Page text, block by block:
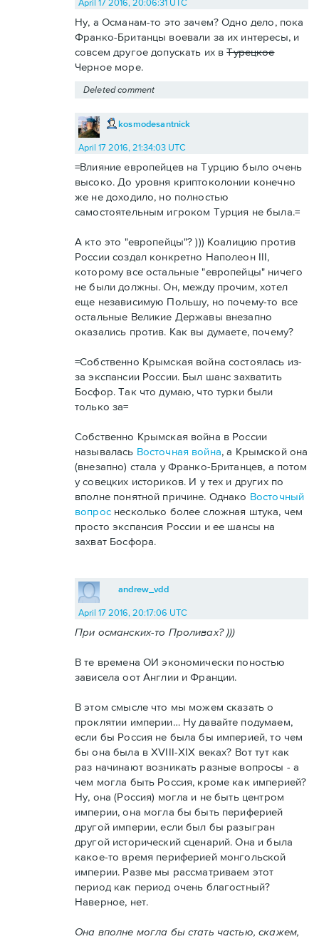
April 17 2016, 20:06:31 UTC
Ну, а Османам-то это зачем? Одно дело, пока
Франко-Британцы воевали за их интересы, и
совсем другое допускать их вТурецкое
Черное море.
Deleted comment
kosmodesantnick
April 17 2016, 21:34:03 UTC
=Влияние европейцев на Турцию было очень
высоко. До уровня криптоколонии конечно
же не доходило, но полностью
самостоятельным игроком Турция не была.=
А кто это "европейцы"? ))) Коалицию против
России создал конкретно Наполеон III,
которому все остальные "европейцы" ничего
не были должны. Он, между прочим, хотел
еще независимую Польшу, но почему-то все
остальные Великие Державы внезапно
оказались против. Как вы думаете, почему?
=Собственно Крымская война состоялась из-
за экспансии России. Был шанс захватить
Босфор. Так что думаю, что турки были
только за=
Собственно Крымская война в России
называлась Восточная война, а Крымской она
(внезапно) стала у Франко-Британцев, а потом
у совецких историков. И у тех и других по
вполне понятной причине. Однако Восточный
вопроснесколько более сложная штука, чем
просто экспансия России и ее шансы на
захват Босфора.
andrew_vdd
April 17 2016, 20:17:06 UTC
При османских-то Проливах? )))
В те времена ОИ экономически поностью
зависела оот Англии и Франции.
В этом смысле что мы можем сказать о
проклятии империи… Ну давайте подумаем,
если бы Россия не была бы империей, то чем
бы она была в XVIII-XIX веках? Вот тут как
раз начинают возникать разные вопросы - а
чем могла быть Россия, кроме как империей?
Ну, она (Россия) могла и не быть центром
империи, она могла бы быть периферией
другой империи, если был бы разыгран
другой исторический сценарий. Она и была
какое-то время периферией монгольской
империи. Разве мы рассматриваем этот
период как период очень благостный?
Наверное, нет.
Она вполне могла бы стать частью, скажем,